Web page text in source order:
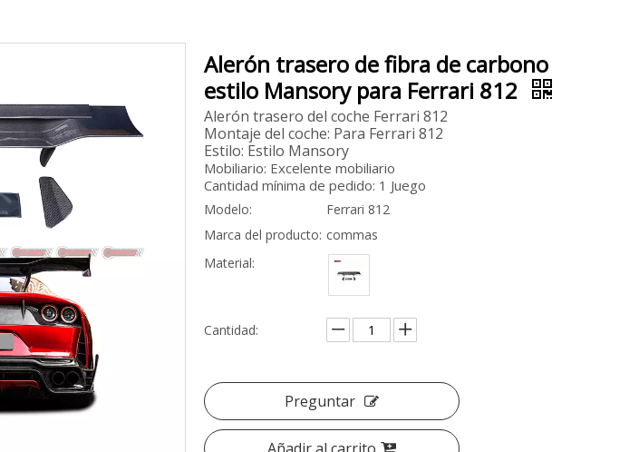
Alerón trasero de fibra de carbono
estilo Mansory para Ferrari 812
Alerón trasero del coche Ferrari 812
Montaje del coche: Para Ferrari 812
Estilo: Estilo Mansory
Mobiliario: Excelente mobiliario
Cantidad mínima de pedido: 1 Juego
Modelo:
Ferrari 812
Marca del producto: commas
Material:
Cantidad:
Preguntar